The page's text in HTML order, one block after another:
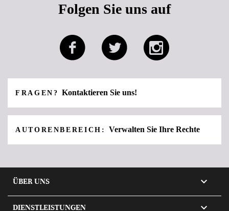
Folgen Sie uns auf
FRAGEN? Kontaktieren Sie uns!
AUTORENBEREICH: Verwalten Sie Ihre Rechte
ÜBER UNS 
DIENSTLEISTUNGEN 